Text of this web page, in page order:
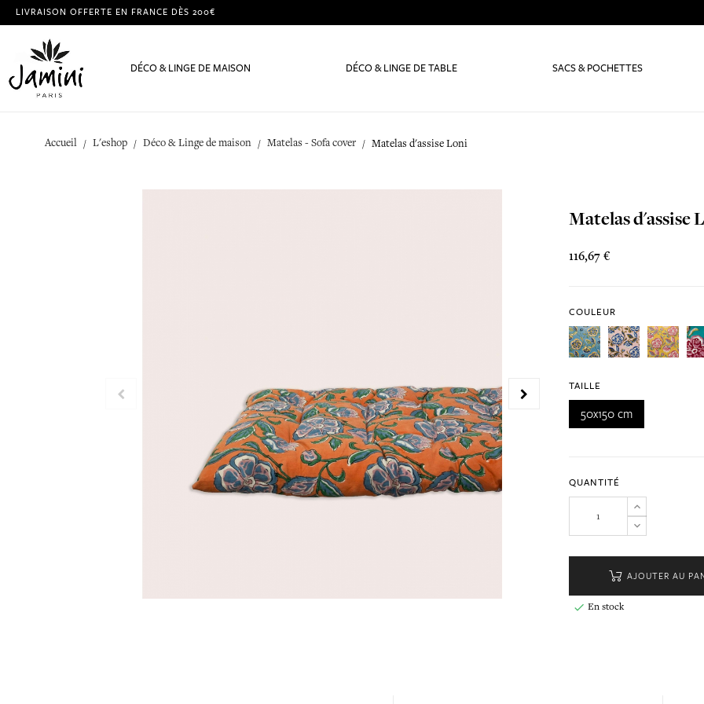
LIVRAISON OFFERTE EN FRANCE DÈS 200€
DÉCO & LINGE DE MAISON DÉCO & LINGE DE TABLE SACS & POCHETTES
Accueil L'eshop Déco & Linge de maison Matelas - Sofa cover Matelas d'assise Loni
Matelas d'assise
116,67 €
COULEUR
TAILLE
50x150 cm
QUANTITÉ
AJOUTER AU
 En stock